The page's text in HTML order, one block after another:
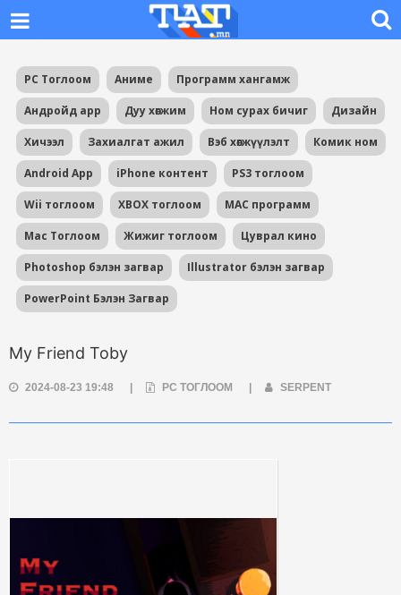
PC Тоглоом Аниме Программ хангамж
Андройд app Дуу хөгжим Ном сурах бичиг Дизайн
Хичээл Захиалгат ажил Вэб хөгжүүлэлт Комик ном
Android App iPhone контент PS3 тоглоом
Wii тоглоом XBOX тоглоом MAC программ
Mac Тоглоом Жижиг тоглоом Цуврал кино
Photoshop бэлэн загвар Illustrator бэлэн загвар
PowerPoint Бэлэн Загвар
My Friend Toby
2024-08-23 19:48 PC ТОГЛООМ SERPENT